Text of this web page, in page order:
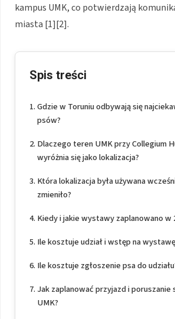
kampus UMK, co potwierdzają
miasta [1][2].
Spis treści
Gdzie w Toruniu odbywają się
psów?
Dlaczego teren UMK przy Collegium
wyróżnia się jako lokalizacja?
Która lokalizacja była używana
zmieniło?
Kiedy i jakie wystawy zaplanowano w
Ile kosztuje udział i wstęp na
Ile kosztuje zgłoszenie psa do
Jak zaplanować przyjazd i
UMK?